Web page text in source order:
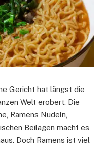
Gericht hat längst die
Welt erobert. Die
Ramens Nudeln,
Beilagen macht es
Doch Ramens ist viel